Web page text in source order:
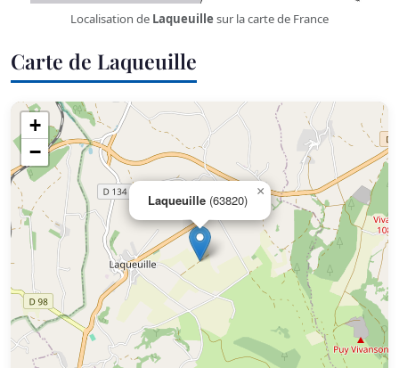
Localisation de Laqueuillesur la carte de France
Carte de Laqueuille
Laqueuille (63820)
×
+
−